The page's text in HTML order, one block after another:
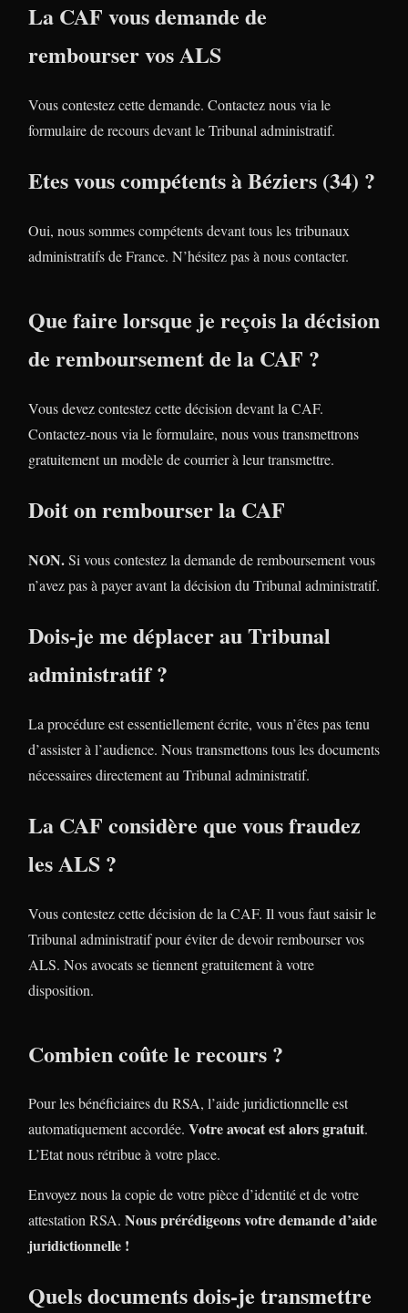
La CAF vous demande de
rembourser vos ALS
Vous contestez cette demande. Contactez nous via le
formulaire de recours devant le Tribunal administratif.
Etes vous compétents à Béziers (34) ?
Oui, nous sommes compétents devant tous les tribunaux
administratifs de France. N’hésitez pas à nous contacter.
Que faire lorsque je reçois la décision
de remboursement de la CAF ?
Vous devez contestez cette décision devant la CAF.
Contactez-nous via le formulaire, nous vous transmettrons
gratuitement un modèle de courrier à leur transmettre.
Doit on rembourser la CAF
NON.Si vous contestez la demande de remboursement vous
n’avez pas à payer avant la décision du Tribunal administratif.
Dois-je me déplacer au Tribunal
administratif ?
La procédure est essentiellement écrite, vous n’êtes pas tenu
d’assister à l’audience. Nous transmettons tous les documents
nécessaires directement au Tribunal administratif.
La CAF considère que vous fraudez
les ALS ?
Vous contestez cette décision de la CAF. Il vous faut saisir le
Tribunal administratif pour éviter de devoir rembourser vos
ALS. Nos avocats se tiennent gratuitement à votre
disposition.
Combien coûte le recours ?
Pour les bénéficiaires du RSA, l’aide juridictionnelle est
automatiquement accordée. Votre avocat est alors gratuit.
L’Etat nous rétribue à votre place.
Envoyez nous la copie de votre pièce d’identité et de votre
attestation RSA. Nous prérédigeons votre demande d’aide
juridictionnelle !
Quels documents dois-je transmettre